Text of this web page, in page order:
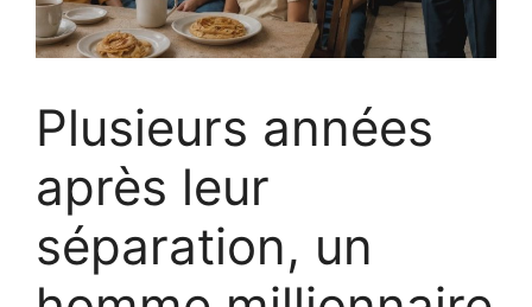
Plusieurs années
après leur
séparation, un